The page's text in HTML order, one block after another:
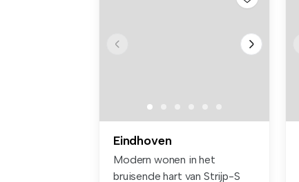
Eindhoven
Modern wonen in het
bruisende hart van Strijp-S